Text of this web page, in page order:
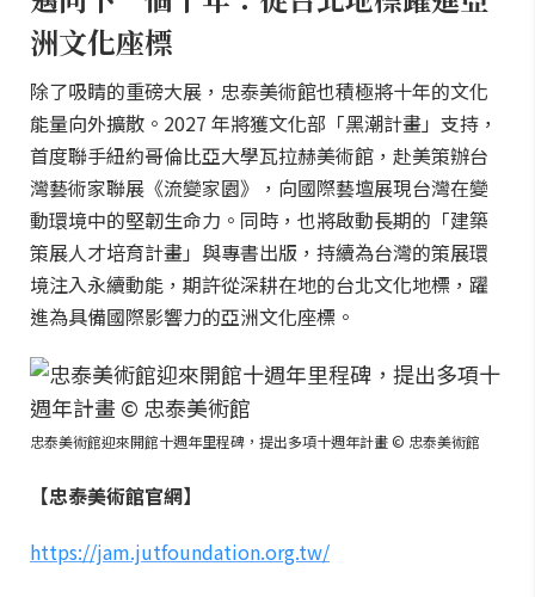
洲文化座標
除了吸睛的重磅大展，忠泰美術館也積極將十年的文化
能量向外擴散。2027 年將獲文化部「黑潮計畫」支持，
首度聯手紐約哥倫比亞大學瓦拉赫美術館，赴美策辦台
灣藝術家聯展《流變家園》，向國際藝壇展現台灣在變
動環境中的堅韌生命力。同時，也將啟動長期的「建築
策展人才培育計畫」與專書出版，持續為台灣的策展環
境注入永續動能，期許從深耕在地的台北文化地標，躍
進為具備國際影響力的亞洲文化座標。
忠泰美術館迎來開館十週年里程碑，提出多項十週年計畫 © 忠泰美術館
【忠泰美術館官網】
https://jam.jutfoundation.org.tw/